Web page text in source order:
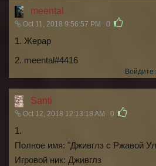
meental
Oct 11, 2018 9:56:57 PM 0
1. Жерар
2. meental#4416
Войдите
Santi
Oct 12, 2018 12:13:18 AM 0
1.
Полное имя: "Дживглз с Ржавой
Игровой ник: Дживглз